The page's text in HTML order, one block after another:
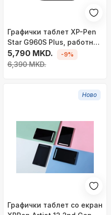
Графички таблет XP-Pen
Star G960S Plus, работна
површина 23 x 15 cm,
пенкало со дигитална
5,790 MKD.
6,390 MKD.
-9%
Ново
Графички таблет со екран